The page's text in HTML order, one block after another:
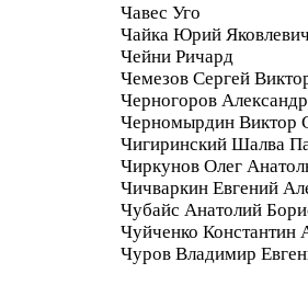
Чавес Уго
Чайка Юрий
Чейни Ричард
Чемезов Сергей
Черногоров
Черномырдин Виктор
Чигиринский Шалва
Чиркунов Олег
Чичваркин Евгений
Чубайс Анатолий
Чуйченко Константин
Чуров Владимир